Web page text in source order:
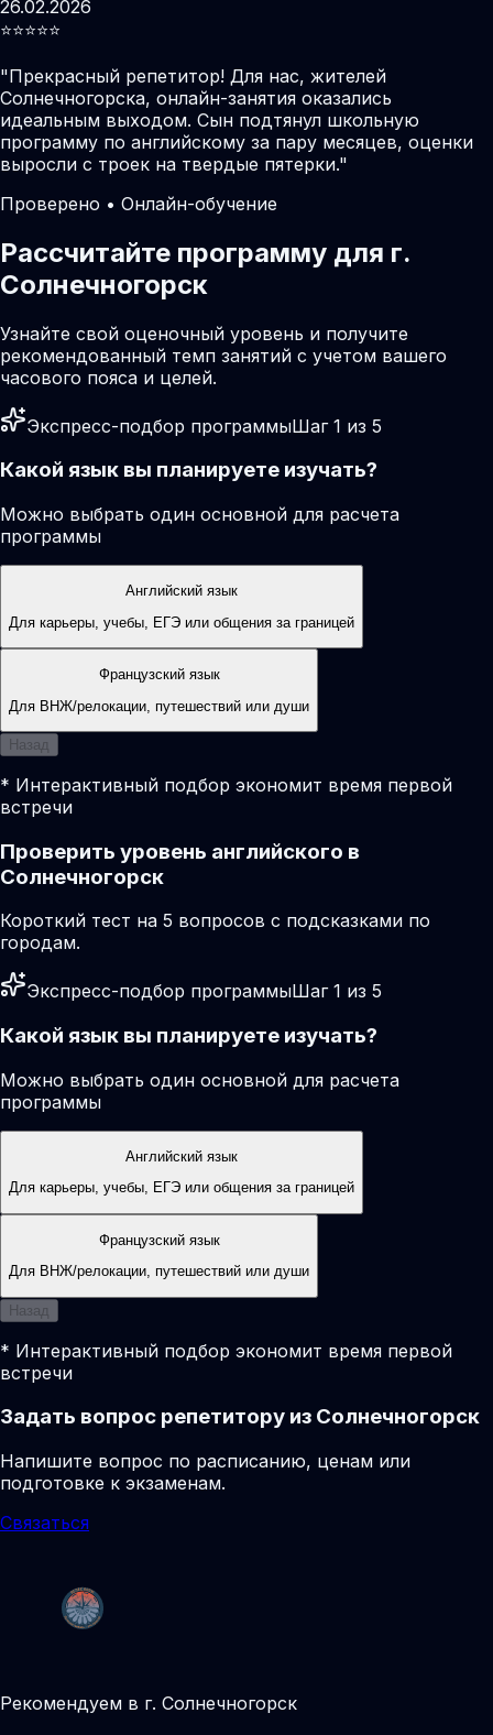
26.02.2026
⭐️⭐️⭐️⭐️⭐️
"Прекрасный репетитор! Для нас, жителей
Солнечногорска, онлайн-занятия оказались
идеальным выходом. Сын подтянул школьную
программу по английскому за пару месяцев, оценки
выросли с троек на твердые пятерки."
Проверено • Онлайн-обучение
Рассчитайте программу для г.
Солнечногорск
Узнайте свой оценочный уровень и получите
рекомендованный темп занятий с учетом вашего
часового пояса и целей.
Экспресс-подбор программыШаг 1 из 5
Какой язык вы планируете изучать?
Можно выбрать один основной для расчета
программы
Английский язык
Для карьеры, учебы, ЕГЭ или общения за границей
Французский язык
Для ВНЖ/релокации, путешествий или души
Назад
* Интерактивный подбор экономит время первой
встречи
Проверить уровень английского в
Солнечногорск
Короткий тест на 5 вопросов с подсказками по
городам.
Экспресс-подбор программыШаг 1 из 5
Какой язык вы планируете изучать?
Можно выбрать один основной для расчета
программы
Английский язык
Для карьеры, учебы, ЕГЭ или общения за границей
Французский язык
Для ВНЖ/релокации, путешествий или души
Назад
* Интерактивный подбор экономит время первой
встречи
Задать вопрос репетитору из Солнечногорск
Напишите вопрос по расписанию, ценам или
подготовке к экзаменам.
Связаться
Рекомендуем в г. Солнечногорск